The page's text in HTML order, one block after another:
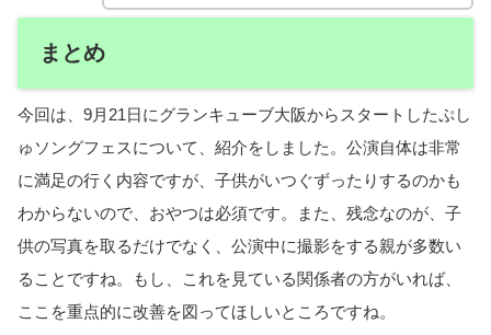
まとめ
今回は、9月21日にグランキューブ大阪からスタートしたぷし
ゅソングフェスについて、紹介をしました。公演自体は非常
に満足の行く内容ですが、子供がいつぐずったりするのかも
わからないので、おやつは必須です。また、残念なのが、子
供の写真を取るだけでなく、公演中に撮影をする親が多数い
ることですね。もし、これを見ている関係者の方がいれば、
ここを重点的に改善を図ってほしいところですね。